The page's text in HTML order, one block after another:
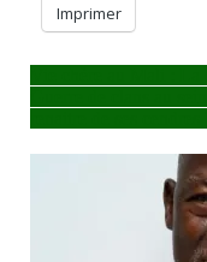
Imprimer
Navigation
de